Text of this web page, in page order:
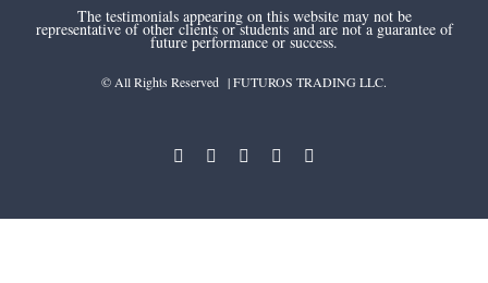
The testimonials appearing on this website may not be
representative of other clients or students and are not a guarantee of
future performance or success.
© All Rights Reserved | FUTUROS TRADING LLC.
instagram
youtubefacebook
twitter